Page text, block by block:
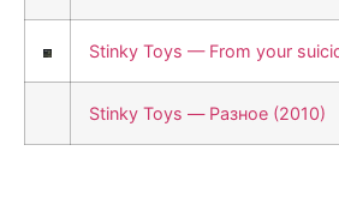
Stinky Toys — From your
Stinky Toys — Разное (2010)